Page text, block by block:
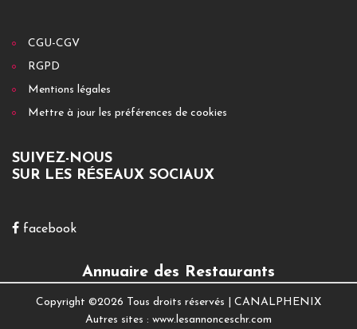
CGU-CGV
RGPD
Mentions légales
Mettre à jour les préférences de cookies
SUIVEZ-NOUS
SUR LES RÉSEAUX SOCIAUX
facebook
Annuaire des Restaurants
Copyright ©2026 Tous droits réservés | CANALPHENIX
Autres sites : www.lesannonceschr.com